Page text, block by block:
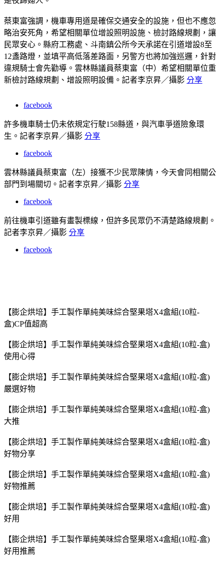
蔡東富強調，機車專用道是確保交通安全的設施，但也不應忽
略治安死角，希望相關單位增設照明設施、檢討路線規劃，讓
民眾安心。縣府工務處、斗南鎮公所今天承諾在引道增設8至
12盞路燈，並填平高低落差路面，另警方也將加強巡邏，針對
違規騎士會先勸導。 雲林縣議員蔡東富（中）希望相關單位重
新檢討路線規劃、增設照明設備。記者李京昇／攝影 分享
facebook
許多機車騎士仍未依規定行駛158縣道，與汽車爭道險象環
生。記者李京昇／攝影 分享
facebook
雲林縣議員蔡東富（左）接獲不少民眾陳情，今天會同相關公
部門到場關切。記者李京昇／攝影 分享
facebook
前往機車引道雖有畫製標線，但許多民眾仍不清楚路線規劃。
記者李京昇／攝影 分享
facebook
【膨企烘培】手工製作單純美味綜合堅果塔X4盒組(10粒-
盒)CP值超高
【膨企烘培】手工製作單純美味綜合堅果塔X4盒組(10粒-盒)
使用心得
【膨企烘培】手工製作單純美味綜合堅果塔X4盒組(10粒-盒)
嚴選好物
【膨企烘培】手工製作單純美味綜合堅果塔X4盒組(10粒-盒)
大推
【膨企烘培】手工製作單純美味綜合堅果塔X4盒組(10粒-盒)
好物分享
【膨企烘培】手工製作單純美味綜合堅果塔X4盒組(10粒-盒)
好物推薦
【膨企烘培】手工製作單純美味綜合堅果塔X4盒組(10粒-盒)
好用
【膨企烘培】手工製作單純美味綜合堅果塔X4盒組(10粒-盒)
好用推薦